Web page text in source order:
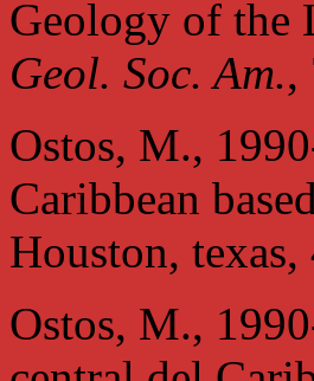
Geology of the
Geol. Soc. Am.,
Ostos, M.,
Caribbean
Houston, texas,
Ostos, M.,